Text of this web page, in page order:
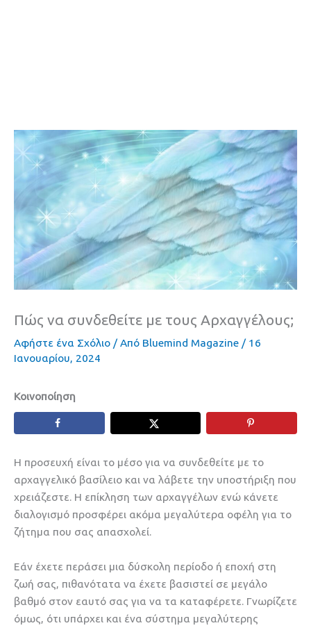
Πώς να συνδεθείτε με τους Αρχαγγέλους;
Αφήστε ένα Σχόλιο / Από Bluemind Magazine / 16
Ιανουαρίου, 2024
Κοινοποίηση
Η προσευχή είναι το μέσο για να συνδεθείτε με το
αρχαγγελικό βασίλειο και να λάβετε την υποστήριξη που
χρειάζεστε. Η επίκληση των αρχαγγέλων ενώ κάνετε
διαλογισμό προσφέρει ακόμα μεγαλύτερα οφέλη για το
ζήτημα που σας απασχολεί.
Εάν έχετε περάσει μια δύσκολη περίοδο ή εποχή στη
ζωή σας, πιθανότατα να έχετε βασιστεί σε μεγάλο
βαθμό στον εαυτό σας για να τα καταφέρετε. Γνωρίζετε
όμως, ότι υπάρχει και ένα σύστημα μεγαλύτερης